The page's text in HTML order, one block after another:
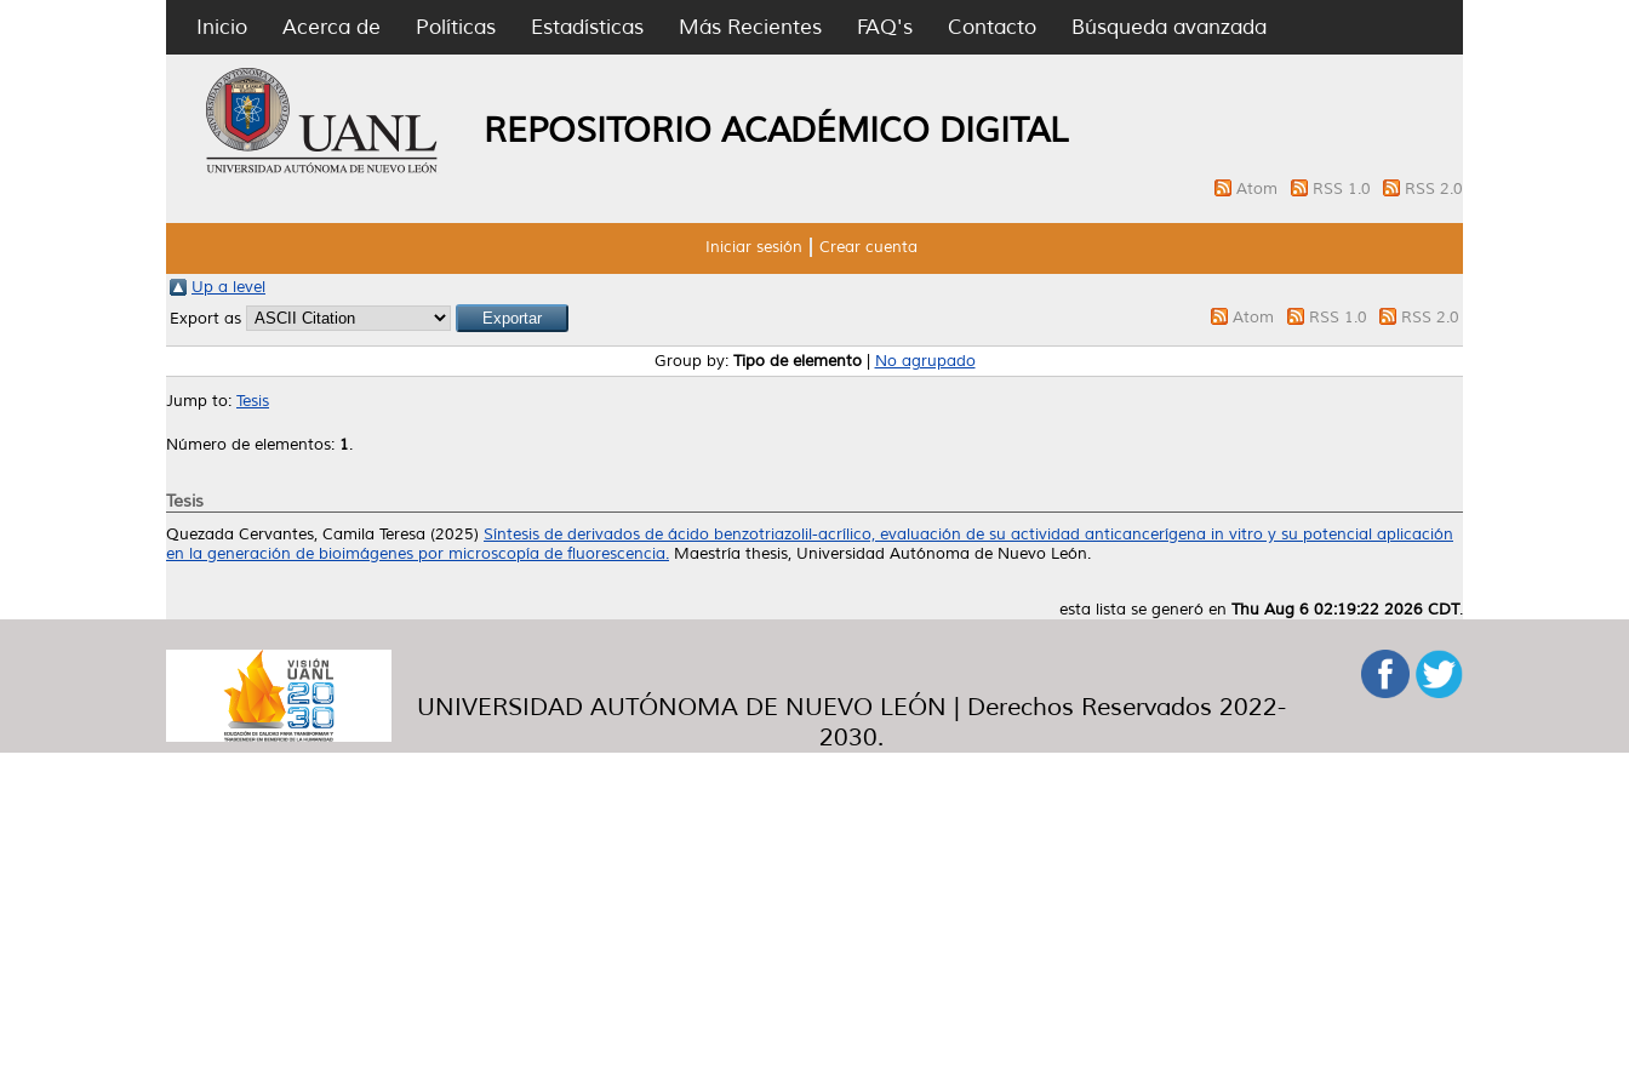
Inicio Acerca de Políticas Estadísticas Más Recientes FAQ's Contacto Búsqueda avanzada
REPOSITORIO ACADÉMICO DIGITAL
Atom RSS 1.0 RSS 2.0
Iniciar sesión Crear cuenta
Up a level
Export as
Atom RSS 1.0 RSS 2.0
Group by: Tipo de elemento| No agrupado
Jump to: Tesis
Número de elementos: 1.
Tesis
Quezada Cervantes, Camila Teresa (2025) Síntesis de derivados de ácido benzotriazolil-acrílico, evaluación de su actividad anticancerígena in vitro y su potencial aplicación
en la generación de bioimágenes por microscopía de fluorescencia. Maestría thesis, Universidad Autónoma de Nuevo León.
esta lista se generó en Thu Aug 6 02:19:22 2026 CDT.
UNIVERSIDAD AUTÓNOMA DE NUEVO LEÓN | Derechos Reservados 2022-
2030.